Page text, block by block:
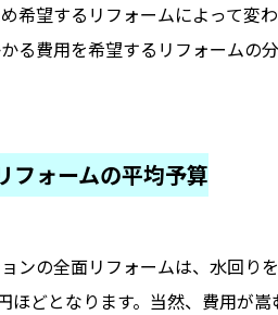
希望するリフォームによって変
る費用を希望するリフォームの
フォームの平均予算
ンの全面リフォームは、水回り
ほどとなります。当然、費用が